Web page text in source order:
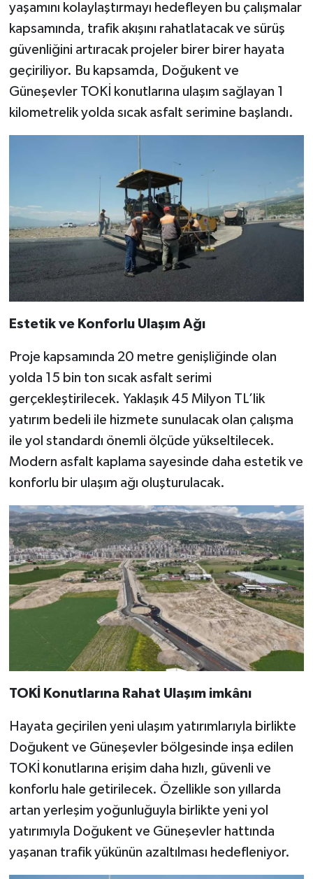
yaşamını kolaylaştırmayı hedefleyen bu çalışmalar
kapsamında, trafik akışını rahatlatacak ve sürüş
güvenliğini artıracak projeler birer birer hayata
geçiriliyor. Bu kapsamda, Doğukent ve
Güneşevler TOKİ konutlarına ulaşım sağlayan 1
kilometrelik yolda sıcak asfalt serimine başlandı.
Estetik ve Konforlu Ulaşım Ağı
Proje kapsamında 20 metre genişliğinde olan
yolda 15 bin ton sıcak asfalt serimi
gerçekleştirilecek. Yaklaşık 45 Milyon TL’lik
yatırım bedeli ile hizmete sunulacak olan çalışma
ile yol standardı önemli ölçüde yükseltilecek.
Modern asfalt kaplama sayesinde daha estetik ve
konforlu bir ulaşım ağı oluşturulacak.
TOKİ Konutlarına Rahat Ulaşım imkânı
Hayata geçirilen yeni ulaşım yatırımlarıyla birlikte
Doğukent ve Güneşevler bölgesinde inşa edilen
TOKİ konutlarına erişim daha hızlı, güvenli ve
konforlu hale getirilecek. Özellikle son yıllarda
artan yerleşim yoğunluğuyla birlikte yeni yol
yatırımıyla Doğukent ve Güneşevler hattında
yaşanan trafik yükünün azaltılması hedefleniyor.